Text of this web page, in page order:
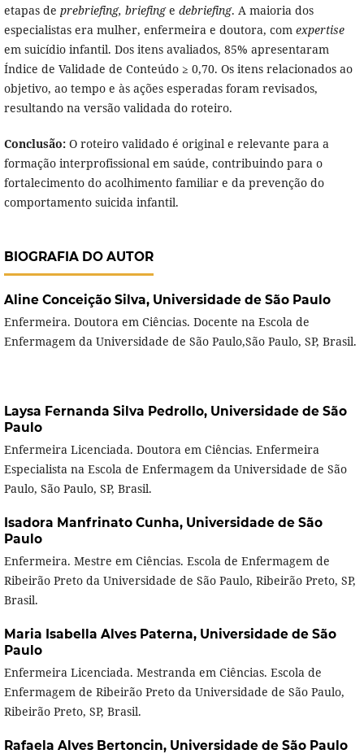
etapas de prebriefing, briefinge debriefing. A maioria dos
especialistas era mulher, enfermeira e doutora, com expertise
em suicídio infantil. Dos itens avaliados, 85% apresentaram
Índice de Validade de Conteúdo ≥ 0,70. Os itens relacionados ao
objetivo, ao tempo e às ações esperadas foram revisados,
resultando na versão validada do roteiro.
Conclusão:O roteiro validado é original e relevante para a
formação interprofissional em saúde, contribuindo para o
fortalecimento do acolhimento familiar e da prevenção do
comportamento suicida infantil.
BIOGRAFIA DO AUTOR
Aline Conceição Silva, Universidade de São Paulo
Enfermeira. Doutora em Ciências. Docente na Escola de
Enfermagem da Universidade de São Paulo,São Paulo, SP, Brasil.
Laysa Fernanda Silva Pedrollo, Universidade de São
Paulo
Enfermeira Licenciada. Doutora em Ciências. Enfermeira
Especialista na Escola de Enfermagem da Universidade de São
Paulo, São Paulo, SP, Brasil.
Isadora Manfrinato Cunha, Universidade de São
Paulo
Enfermeira. Mestre em Ciências. Escola de Enfermagem de
Ribeirão Preto da Universidade de São Paulo, Ribeirão Preto, SP,
Brasil.
Maria Isabella Alves Paterna, Universidade de São
Paulo
Enfermeira Licenciada. Mestranda em Ciências. Escola de
Enfermagem de Ribeirão Preto da Universidade de São Paulo,
Ribeirão Preto, SP, Brasil.
Rafaela Alves Bertoncin, Universidade de São Paulo